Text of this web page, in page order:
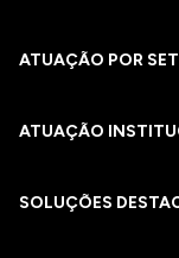
ATUAÇÃO POR
ATUAÇÃO
SOLUÇÕES